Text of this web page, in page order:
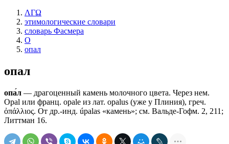
ΛΓΩ
этимологические словари
словарь Фасмера
О
опал
опал
опа́л — драгоценный камень молочного цвета. Через нем.
Ораl или франц. ораlе из лат. ораlus (уже у Плиния), греч.
ὀπάλλιος. От др.-инд. úраlаs «камень»; см. Вальде-Гофм. 2, 211;
Литтман 16.